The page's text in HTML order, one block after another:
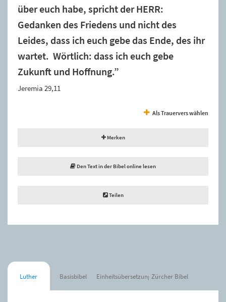
über euch habe, spricht der HERR:
Gedanken des Friedens und nicht des
Leides, dass ich euch gebe das Ende, des ihr
wartet. Wörtlich: dass ich euch gebe
Zukunft und Hoffnung.”
Jeremia 29,11
Als Trauervers wählen
Merken
Den Text in der Bibel online lesen
Teilen
Luther Basisbibel Einheitsübersetzung Zürcher Bibel